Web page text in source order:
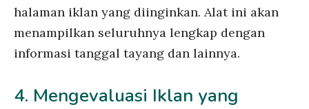
halaman iklan yang diinginkan. Alat ini akan
menampilkan seluruhnya lengkap dengan
informasi tanggal tayang dan lainnya.
4. Mengevaluasi Iklan yang